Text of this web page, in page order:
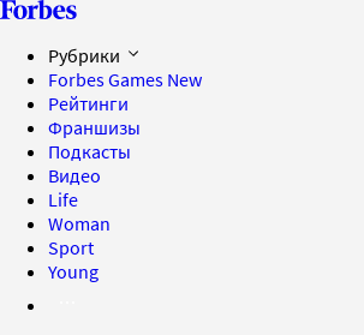
Рубрики
Forbes Games New
Рейтинги
Франшизы
Подкасты
Видео
Life
Woman
Sport
Young